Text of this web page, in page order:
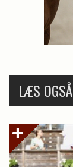
LÆS OGSÅ